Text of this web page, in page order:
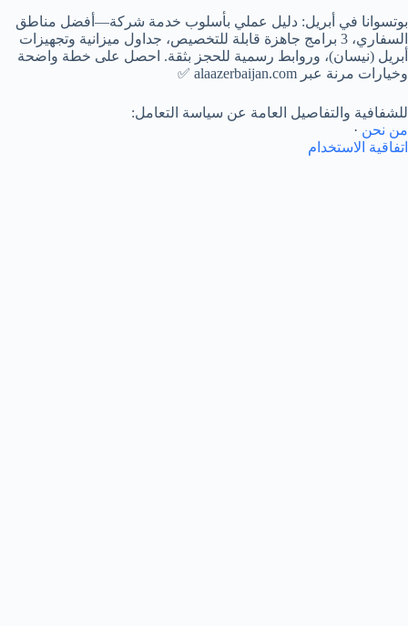
بوتسوانا في أبريل: دليل عملي بأسلوب خدمة شركة—أفضل مناطق
السفاري، 3 برامج جاهزة قابلة للتخصيص، جداول ميزانية وتجهيزات
أبريل (نيسان)، وروابط رسمية للحجز بثقة. احصل على خطة واضحة
وخيارات مرنة عبر alaazerbaijan.com ✅
للشفافية والتفاصيل العامة عن سياسة التعامل:
من نحن ·
اتفاقية الاستخدام